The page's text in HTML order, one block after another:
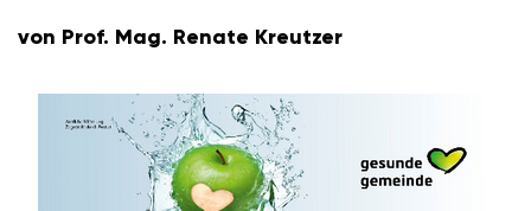
von Prof. Mag. Renate Kreutzer